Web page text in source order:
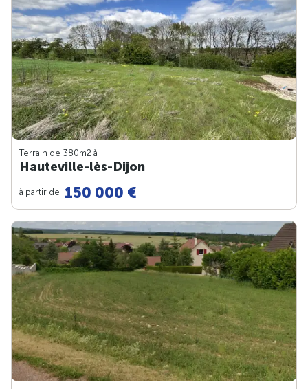
Terrain de 380m2 à
Hauteville-lès-Dijon
à partir de 150 000 €